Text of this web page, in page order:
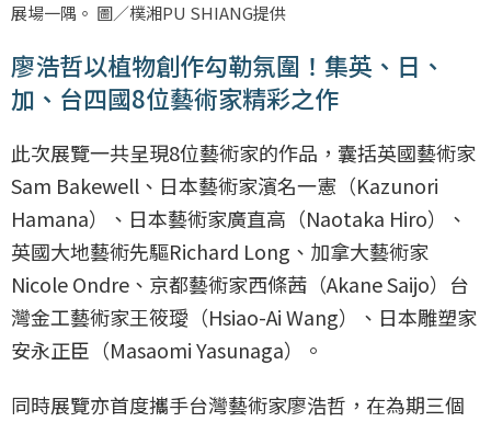
展場一隅。 圖／樸湘PU SHIANG提供
廖浩哲以植物創作勾勒氛圍！集英、日、
加、台四國8位藝術家精彩之作
此次展覽一共呈現8位藝術家的作品，囊括英國藝術家
Sam Bakewell、日本藝術家濱名一憲（Kazunori
Hamana）、日本藝術家廣直高（Naotaka Hiro）、
英國大地藝術先驅Richard Long、加拿大藝術家
Nicole Ondre、京都藝術家西條茜（Akane Saijo）台
灣金工藝術家王筱璦（Hsiao-Ai Wang）、日本雕塑家
安永正臣（Masaomi Yasunaga）。
同時展覽亦首度攜手台灣藝術家廖浩哲，在為期三個